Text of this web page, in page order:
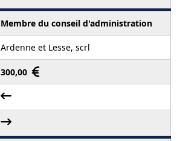
Membre du conseil d'administration
Ardenne et Lesse, scrl
300,00